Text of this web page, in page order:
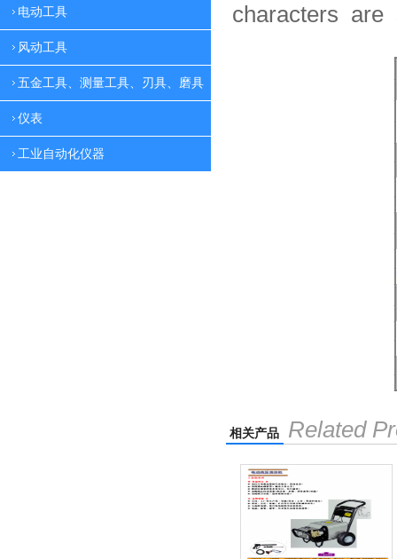
电动工具
风动工具
五金工具、测量工具、刃具、磨具
仪表
工业自动化仪器
characters
相关产品 Related